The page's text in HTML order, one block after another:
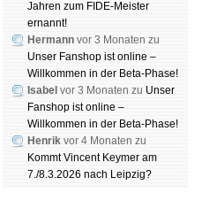
Jahren zum FIDE-Meister
ernannt!
Hermann vor 3 Monaten zu
Unser Fanshop ist online –
Willkommen in der Beta-Phase!
Isabel vor 3 Monaten zu Unser
Fanshop ist online –
Willkommen in der Beta-Phase!
Henrik vor 4 Monaten zu
Kommt Vincent Keymer am
7./8.3.2026 nach Leipzig?